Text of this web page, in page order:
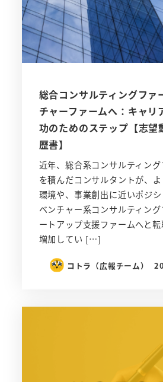
総合コンサルティングファ
チャーファームへ：キャリ
功のためのステップ【志望
歴書】
近年、総合系コンサルティン
を積んだコンサルタントが、
環境や、事業創出に近いポジシ
ベンチャー系コンサルティン
ートアップ支援ファームへと
増加してい […]
コトラ（広報チーム）